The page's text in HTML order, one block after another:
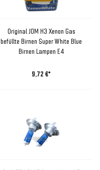
Original JOM H3 Xenon Gas
befüllte Birnen Super White Blue
Birnen Lampen E4
9,72 €*